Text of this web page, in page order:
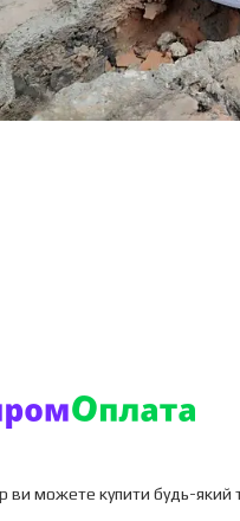
ви можете купити будь-